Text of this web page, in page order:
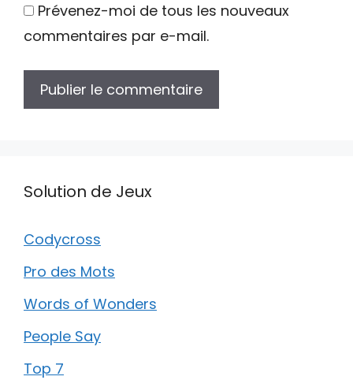
Prévenez-moi de tous les nouveaux
commentaires par e-mail.
Solution de Jeux
Codycross
Pro des Mots
Words of Wonders
People Say
Top 7